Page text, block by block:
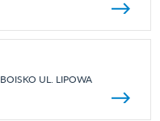
BOISKO UL. LIPOWA